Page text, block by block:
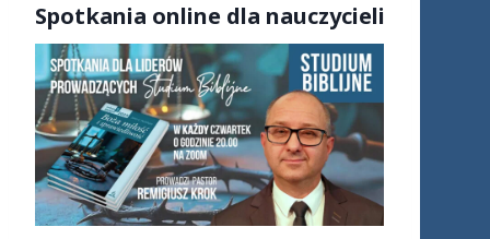
Spotkania online dla nauczycieli